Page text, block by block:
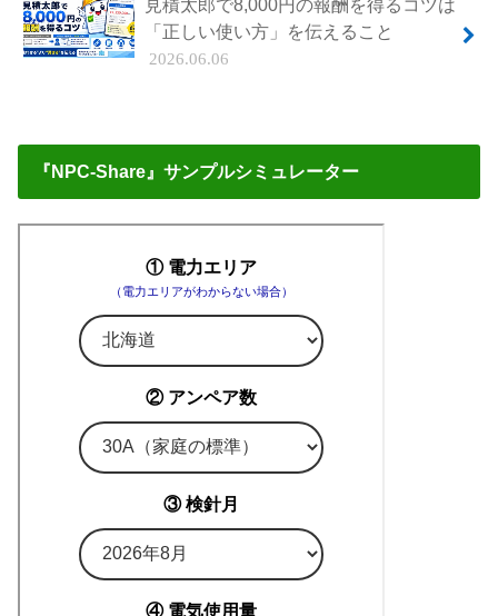
見積太郎で8,000円の報酬を得るコツは
「正しい使い方」を伝えること
2026.06.06
『NPC-Share』サンプルシミュレーター